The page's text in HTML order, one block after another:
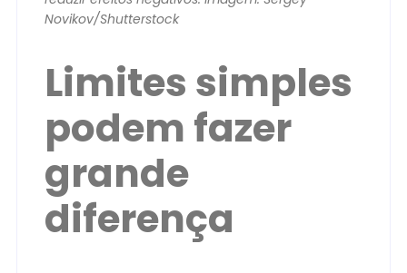
Novikov/Shutterstock
Limites simples
podem fazer
grande
diferença